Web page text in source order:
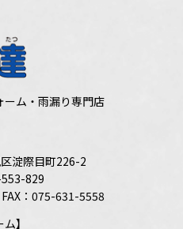
ーム・雨漏り専門店
淀際目町226-2
829
FAX：075-631-5558
】